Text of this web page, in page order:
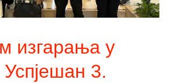
изгарања у
3.